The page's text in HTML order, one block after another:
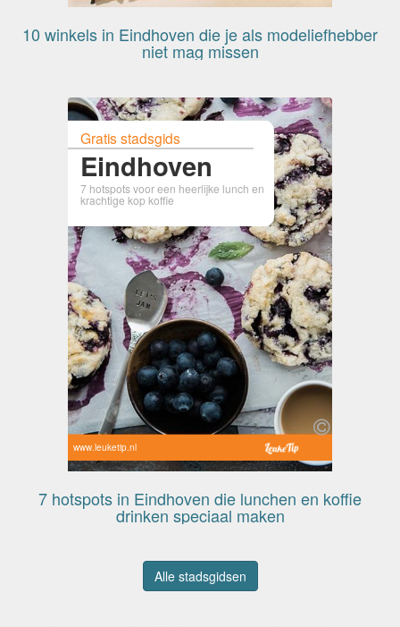
10 winkels in Eindhoven die je als modeliefhebber
niet mag missen
Gratis stadsgids
Eindhoven
7 hotspots voor een heerlijke lunch en
krachtige kop koffie
www.leuketip.nl
7 hotspots in Eindhoven die lunchen en koffie
drinken speciaal maken
Alle stadsgidsen